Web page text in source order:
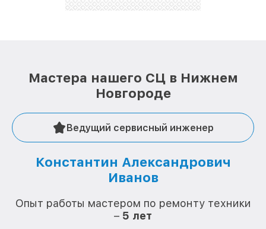
стараемся каждый день делать наш сервис еще
Мастера нашего СЦ в Нижнем
Новгороде
Ведущий сервисный инженер
Константин Александрович
Иванов
Опыт работы мастером по ремонту техники
– 5 лет